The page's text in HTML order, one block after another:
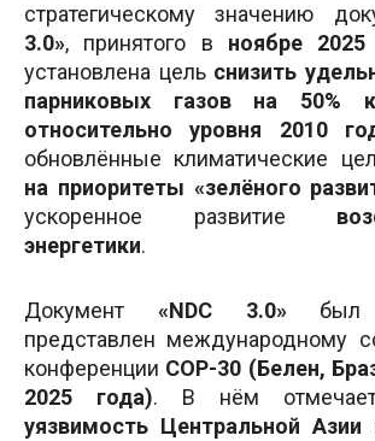
стратегическому значению
3.0», принятого в ноябре 2025
установлена цель снизить
парниковых газов на 50%
относительно уровня 2010
обновлённые климатические
на приоритеты «зелёного
ускоренное развитие
энергетики.
Документ «NDC 3.0»был
представлен международному
конференции COP-30 (Белен,
2025 года). В нём
уязвимость Центральной